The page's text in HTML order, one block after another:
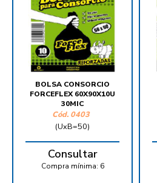
BOLSA CONSORCIO
FORCEFLEX 60X90X10U
30MIC
Cód. 0403
(UxB=50)
Consultar
Compra mínima: 6